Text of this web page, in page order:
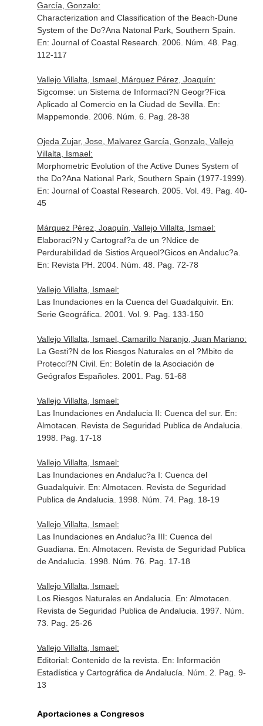
García, Gonzalo:
Characterization and Classification of the Beach-Dune
System of the Do?Ana Natonal Park, Southern Spain.
En: Journal of Coastal Research . 2006. Núm. 48. Pag.
112-117
Vallejo Villalta, Ismael, Márquez Pérez, Joaquín:
Sigcomse: un Sistema de Informaci?N Geogr?Fica
Aplicado al Comercio en la Ciudad de Sevilla. En:
Mappemonde. 2006. Núm. 6. Pag. 28-38
Ojeda Zujar, Jose, Malvarez García, Gonzalo, Vallejo
Villalta, Ismael:
Morphometric Evolution of the Active Dunes System of
the Do?Ana National Park, Southern Spain (1977-1999).
En: Journal of Coastal Research . 2005. Vol. 49. Pag. 40-
45
Márquez Pérez, Joaquín, Vallejo Villalta, Ismael:
Elaboraci?N y Cartograf?a de un ?Ndice de
Perdurabilidad de Sistios Arqueol?Gicos en Andaluc?a.
En: Revista PH . 2004. Núm. 48. Pag. 72-78
Vallejo Villalta, Ismael:
Las Inundaciones en la Cuenca del Guadalquivir. En:
Serie Geográfica . 2001. Vol. 9. Pag. 133-150
Vallejo Villalta, Ismael, Camarillo Naranjo, Juan Mariano:
La Gesti?N de los Riesgos Naturales en el ?Mbito de
Protecci?N Civil. En: Boletín de la Asociación de
Geógrafos Españoles. 2001. Pag. 51-68
Vallejo Villalta, Ismael:
Las Inundaciones en Andalucia II: Cuenca del sur. En:
Almotacen. Revista de Seguridad Publica de Andalucia
1998. Pag. 17-18
Vallejo Villalta, Ismael:
Las Inundaciones en Andaluc?a I: Cuenca del
Guadalquivir. En: Almotacen. Revista de Seguridad
Publica de Andalucia . 1998. Núm. 74. Pag. 18-19
Vallejo Villalta, Ismael:
Las Inundaciones en Andaluc?a III: Cuenca del
Guadiana. En: Almotacen. Revista de Seguridad Publica
de Andalucia . 1998. Núm. 76. Pag. 17-18
Vallejo Villalta, Ismael:
Los Riesgos Naturales en Andalucia. En: Almotacen.
Revista de Seguridad Publica de Andalucia . 1997. Núm.
73. Pag. 25-26
Vallejo Villalta, Ismael:
Editorial: Contenido de la revista. En: Información
Estadística y Cartográfica de Andalucía . Núm. 2. Pag. 9-
13
Aportaciones a Congresos